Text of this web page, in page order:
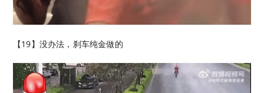
【19】没办法，刹车纯金做的